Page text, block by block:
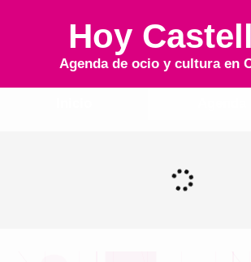
Hoy
Agenda de ocio y cultura en